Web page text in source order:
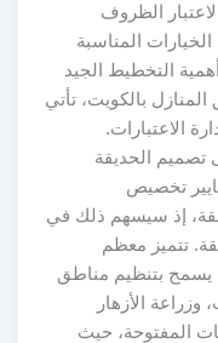
الظروف
المناسبة
التخطيط الجيد
بالكويت، تأتي
الاعتبارات.
تصميم الحديقة
تخصيص
إذ سيسهم ذلك في
تتميز معظم
يسمح بتنظيم مناطق
وزراعة الأزهار
المفتوحة، حيث